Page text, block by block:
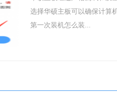
选择华硕主板可以确保计算
第一次装机怎么装...